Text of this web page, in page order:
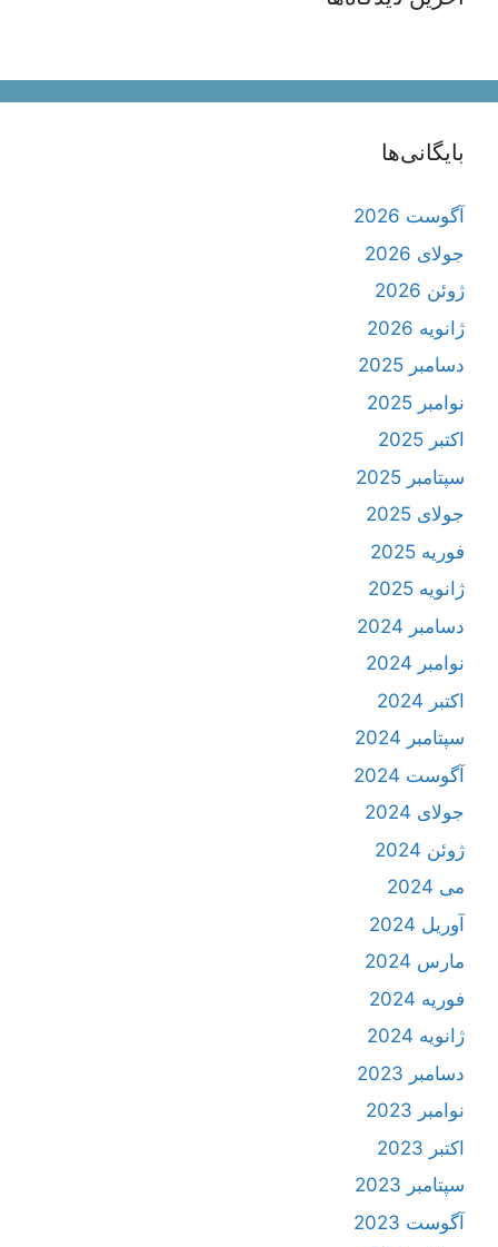
بایگانی‌ها
آگوست 2026
جولای 2026
ژوئن 2026
ژانویه 2026
دسامبر 2025
نوامبر 2025
اکتبر 2025
سپتامبر 2025
جولای 2025
فوریه 2025
ژانویه 2025
دسامبر 2024
نوامبر 2024
اکتبر 2024
سپتامبر 2024
آگوست 2024
جولای 2024
ژوئن 2024
می 2024
آوریل 2024
مارس 2024
فوریه 2024
ژانویه 2024
دسامبر 2023
نوامبر 2023
اکتبر 2023
سپتامبر 2023
آگوست 2023